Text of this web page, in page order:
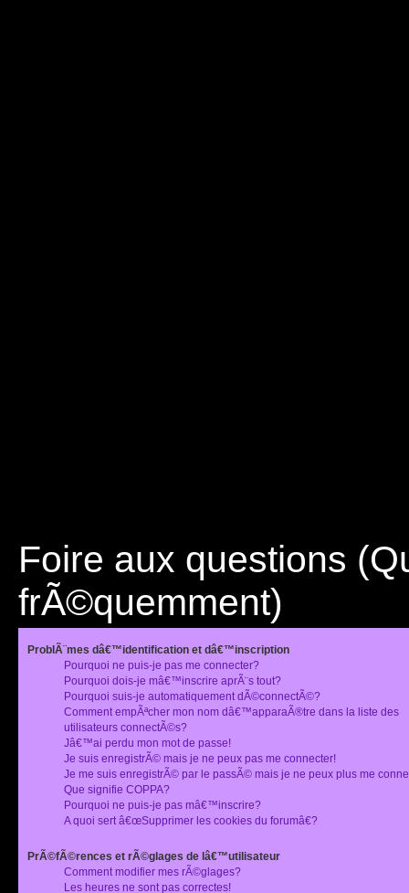
Foire aux questions
frÃ©quemment)
ProblÃ¨mes dâ€™identification et dâ€™inscription
Pourquoi ne puis-je pas me connecter?
Pourquoi dois-je mâ€™inscrire aprÃ¨s tout?
Pourquoi suis-je automatiquement dÃ©connectÃ©?
Comment empÃªcher mon nom dâ€™apparaÃ®tre dans la liste des
utilisateurs connectÃ©s?
Jâ€™ai perdu mon mot de passe!
Je suis enregistrÃ© mais je ne peux pas me connecter!
Je me suis enregistrÃ© par le passÃ© mais je ne peux plus me
Que signifie COPPA?
Pourquoi ne puis-je pas mâ€™inscrire?
A quoi sert â€œSupprimer les cookies du forumâ€?
PrÃ©fÃ©rences et rÃ©glages de lâ€™utilisateur
Comment modifier mes rÃ©glages?
Les heures ne sont pas correctes!